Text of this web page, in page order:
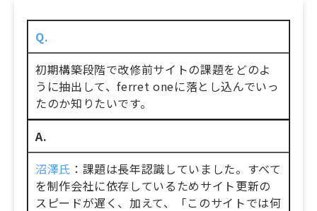
Q.
初期構築段階で改修前サイトの課題をどのよ
うに抽出して、ferret oneに落とし込んでいっ
たのか知りたいです。
A.
沼澤氏 ：課題は長年認識していました。すべて
を制作会社に依存しているためサイト更新の
スピードが遅く、加えて、「このサイトでは何